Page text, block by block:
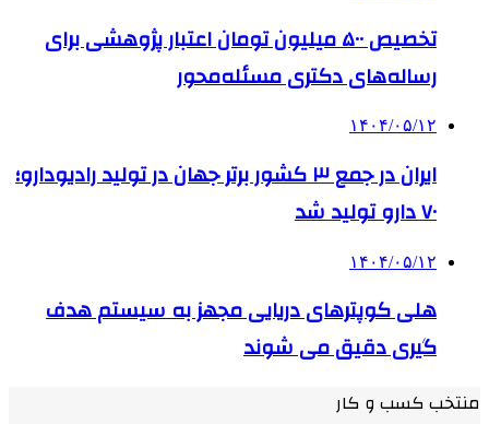
تخصیص ۵۰۰ میلیون تومان اعتبار پژوهشی برای
رساله‌های دکتری مسئله‌محور
۱۴۰۴/۰۵/۱۲
ایران در جمع ۳ کشور برتر جهان در تولید رادیودارو؛
۷۰ دارو تولید شد
۱۴۰۴/۰۵/۱۲
هلی کوپترهای دریایی مجهز به سیستم هدف
گیری دقیق می شوند
منتخب کسب و کار